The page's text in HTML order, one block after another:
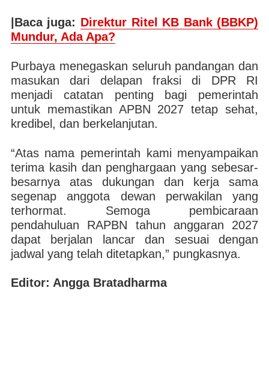
|Baca juga: Direktur Ritel KB Bank (BBKP)
Mundur, Ada Apa?
Purbaya menegaskan seluruh pandangan dan
masukan dari delapan fraksi di DPR RI
menjadi catatan penting bagi pemerintah
untuk memastikan APBN 2027 tetap sehat,
kredibel, dan berkelanjutan.
“Atas nama pemerintah kami menyampaikan
terima kasih dan penghargaan yang sebesar-
besarnya atas dukungan dan kerja sama
segenap anggota dewan perwakilan yang
terhormat. Semoga pembicaraan
pendahuluan RAPBN tahun anggaran 2027
dapat berjalan lancar dan sesuai dengan
jadwal yang telah ditetapkan,” pungkasnya.
Editor: Angga Bratadharma